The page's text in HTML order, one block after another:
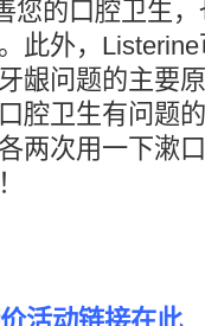
您的口腔卫生
此外，
龈问题的主要
腔卫生有问题
两次用一下漱